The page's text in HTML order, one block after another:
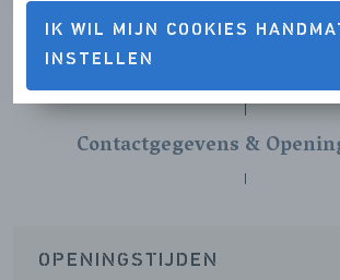
IK WIL MIJN COOKIES
INSTELLEN
Contactgegevens &
OPENINGSTIJDEN